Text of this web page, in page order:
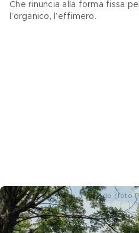
Che rinuncia alla forma fissa
l’organico, l’effimero.
Le serre di Pasino a Varedo (foto